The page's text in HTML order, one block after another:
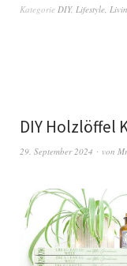
Kategorie DIY, Lifestyle
DIY Holzlöffel
29. September 2024 von